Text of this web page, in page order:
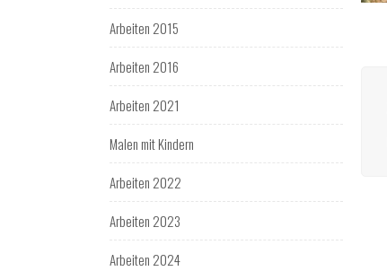
Arbeiten 2015
Arbeiten 2016
Arbeiten 2021
Malen mit Kindern
Arbeiten 2022
Arbeiten 2023
Arbeiten 2024